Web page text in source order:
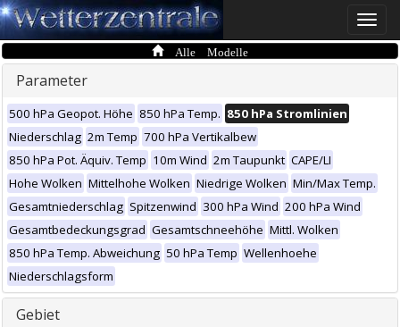
Toggle
Alle Modelle
Parameter
500 hPa Geopot. Höhe 850 hPa Temp. 850 hPa Stromlinien
Niederschlag 2m Temp 700 hPa Vertikalbew
850 hPa Pot. Äquiv. Temp 10m Wind 2m Taupunkt CAPE/LI
Hohe Wolken Mittelhohe Wolken Niedrige Wolken Min/Max Temp.
Gesamtniederschlag Spitzenwind 300 hPa Wind 200 hPa Wind
Gesamtbedeckungsgrad Gesamtschneehöhe Mittl. Wolken
850 hPa Temp. Abweichung 50 hPa Temp Wellenhoehe
Niederschlagsform
Gebiet